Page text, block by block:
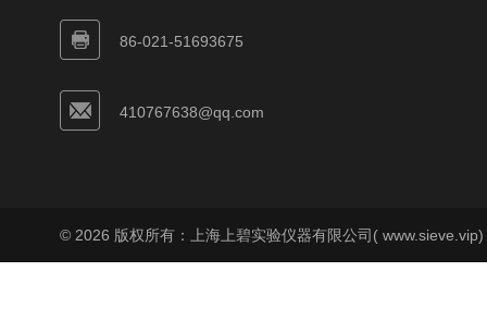
86-021-51693675
410767638@qq.com
© 2026 版权所有：上海上碧实验仪器有限公司(